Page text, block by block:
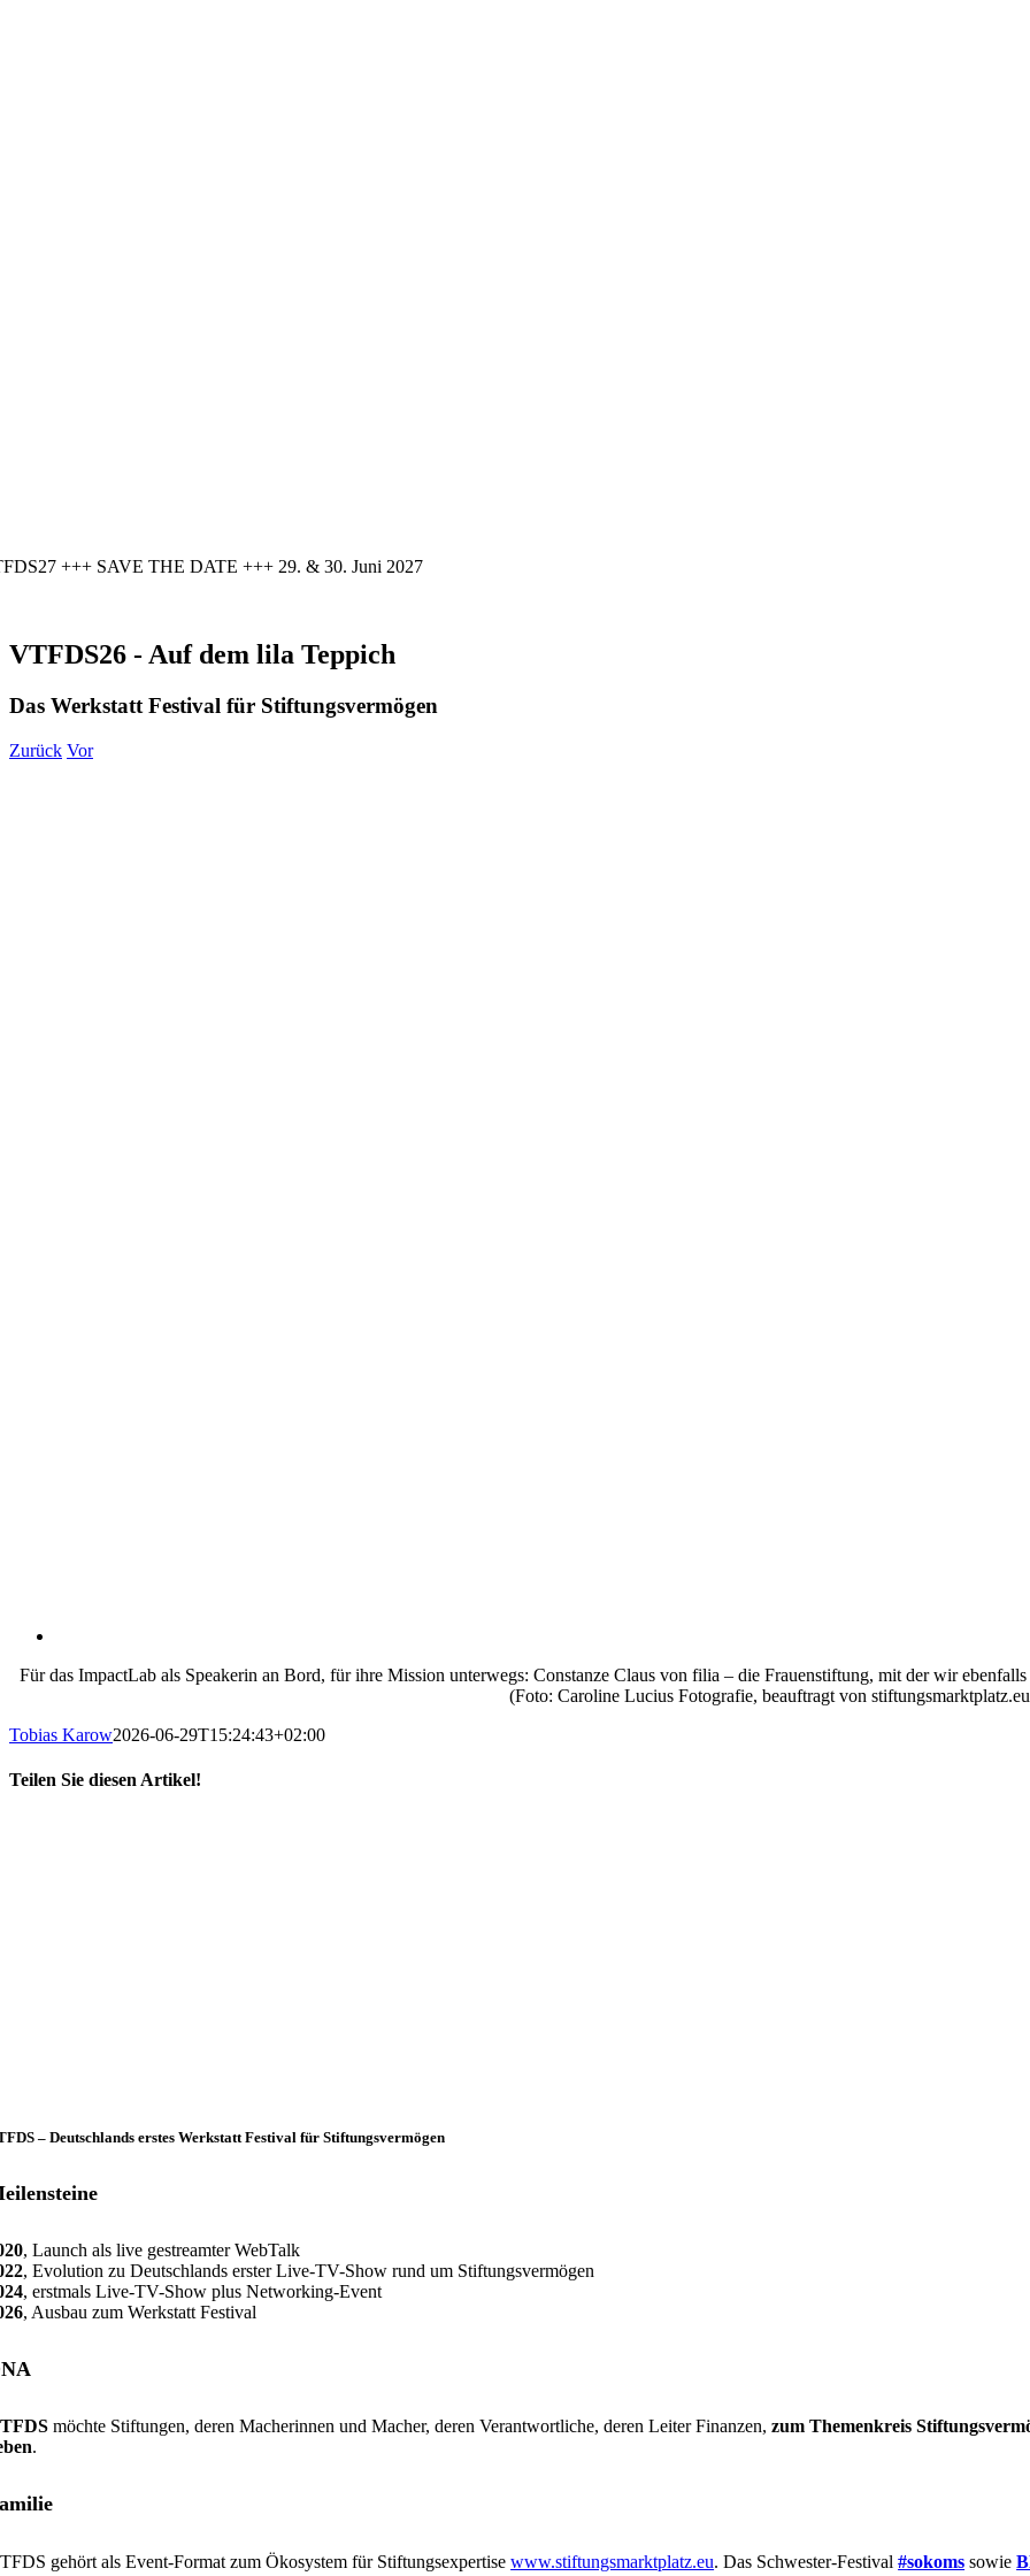
+++ SAVE THE DATE +++ 29. & 30. Juni 2027
VTFDS26 - Auf dem lila Teppich
Das Werkstatt Festival für Stiftungsvermögen
Zurück Vor
Für das ImpactLab als Speakerin an Bord, für ihre Mission unterwegs: Constanze Claus von filia – die Frauenstiftung, mit der wir
(Foto: Caroline Lucius Fotografie, beauftragt von
Tobias Karow2026-06-29T15:24:43+02:00
Teilen Sie diesen Artikel!
– Deutschlands erstes Werkstatt Festival für Stiftungsvermögen
, Launch als live gestreamter WebTalk
, Evolution zu Deutschlands erster Live-TV-Show rund um Stiftungsvermögen
, erstmals Live-TV-Show plus Networking-Event
, Ausbau zum Werkstatt Festival
möchte Stiftungen, deren Macherinnen und Macher, deren Verantwortliche, deren Leiter Finanzen,zum Themenkreis
.
gehört als Event-Format zum Ökosystem für Stiftungsexpertisewww.stiftungsmarktplatz.eu. Das Schwester-Festival#sokoms sowie